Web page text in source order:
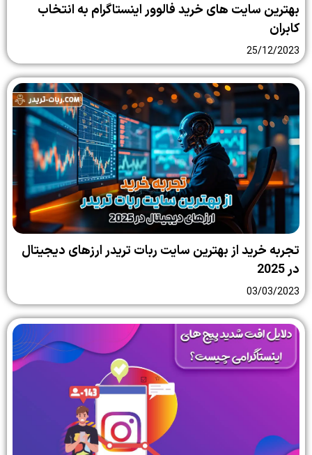
بهترین سایت‌ های خرید فالوور اینستاگرام به انتخاب
کابران
25/12/2023
تجربه خرید از بهترین سایت ربات تریدر ارزهای دیجیتال
در 2025
03/03/2023